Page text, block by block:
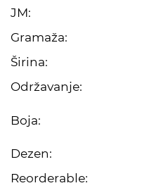
JM:
Gramaža:
Širina:
Održavanje:
Boja:
Dezen:
Reorderable: